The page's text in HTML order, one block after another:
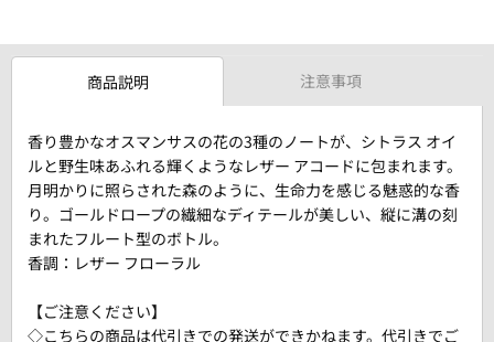
商品説明 注意事項
香り豊かなオスマンサスの花の3種のノートが、シトラス オイ
ルと野生味あふれる輝くようなレザー アコードに包まれます。
月明かりに照らされた森のように、生命力を感じる魅惑的な香
り。ゴールドロープの繊細なディテールが美しい、縦に溝の刻
まれたフルート型のボトル。
香調：レザー フローラル
【ご注意ください】
◇こちらの商品は代引きでの発送ができかねます。代引きでご